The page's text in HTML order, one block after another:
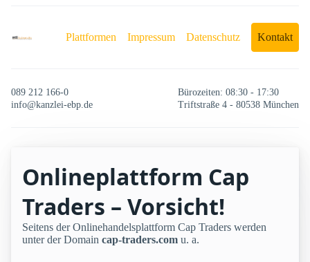
Plattformen Impressum Datenschutz Kontakt
089 212 166-0
info@kanzlei-ebp.de
Bürozeiten: 08:30 - 17:30
Triftstraße 4 - 80538 München
Onlineplattform Cap
Traders – Vorsicht!
Seitens der Onlinehandelsplattform Cap Traders werden
unter der Domain cap-traders.com u. a.